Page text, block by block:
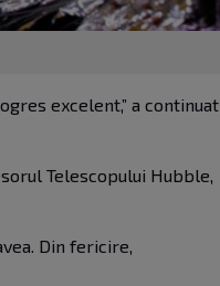
excelent,” a continuat
Telescopului Hubble,
Din fericire,